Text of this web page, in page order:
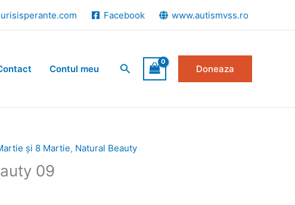
Facebook www.autismvss.ro
Contul meu Search Doneaza
și 8 Martie, Natural Beauty
09